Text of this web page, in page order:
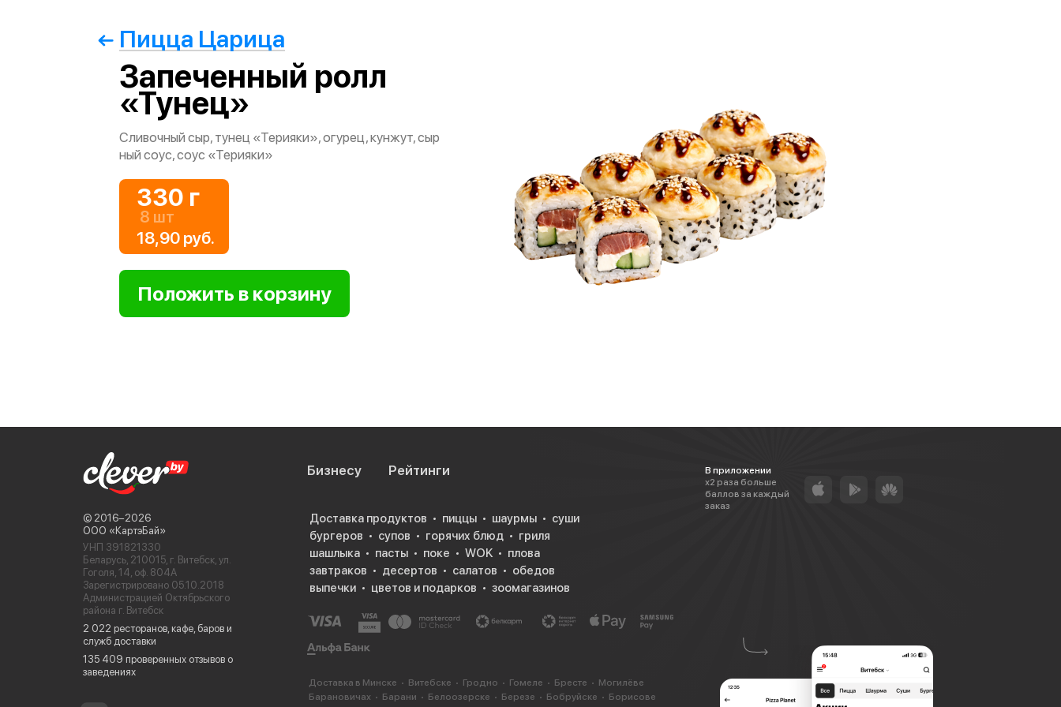
Пицца Царица
Запеченный ролл
«Тунец»
Сливочный сыр, тунец «Терияки», огурец, кунжут, сыр
ный соус, соус «Терияки»
330 г
8 шт
18,90 руб.
© 2016−2026
ООО «КартэБай»
УНП 391821330
Беларусь, 210015, г. Витебск, ул.
Гоголя, 14, оф. 804А
Зарегистрировано 05.10.2018
Администрацией Октябрьского
района г. Витебск
2 022 ресторанов, кафе, баров и
служб доставки
135 409 проверенных отзывов о
заведениях
Бизнесу Рейтинги
В приложении
х2 раза больше
баллов за каждый
заказ
Доставка продуктов пиццы шаурмы
суши
бургеров
супов горячих блюд
гриля
шашлыка
пасты поке WOK
плова
завтраков
десертов салатов
обедов
выпечки
цветов и подарков зоомагазинов
Доставка в Минске Витебске Гродно Гомеле Бресте
Могилёве
Барановичах
Барани Белоозерске Березе Бобруйске
Борисове